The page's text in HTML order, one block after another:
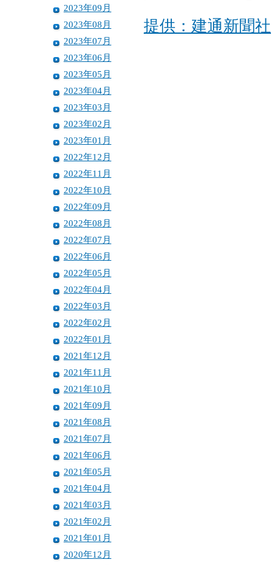
2023年09月
2023年08月
2023年07月
2023年06月
2023年05月
2023年04月
2023年03月
2023年02月
2023年01月
2022年12月
2022年11月
2022年10月
2022年09月
2022年08月
2022年07月
2022年06月
2022年05月
2022年04月
2022年03月
2022年02月
2022年01月
2021年12月
2021年11月
2021年10月
2021年09月
2021年08月
2021年07月
2021年06月
2021年05月
2021年04月
2021年03月
2021年02月
2021年01月
2020年12月
提供：建通新聞社